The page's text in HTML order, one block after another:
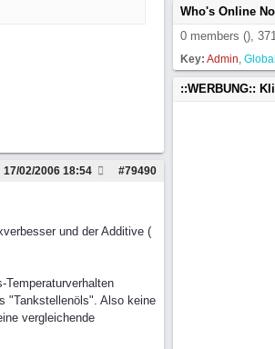
#79490
17/02/2006 18:54
und der Additive (
"Tankstellenöls". Also keine
vergleichende
Who's Online
0 members (),
Key: Admin,
::WERBUNG::